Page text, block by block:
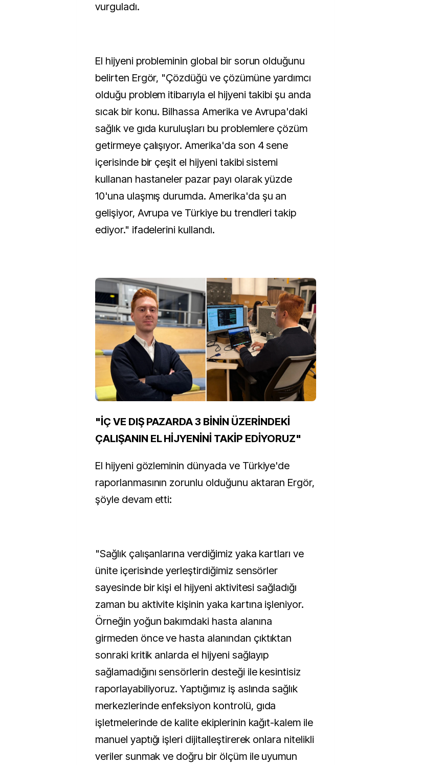
vurguladı.
El hijyeni probleminin global bir sorun olduğunu
belirten Ergör, "Çözdüğü ve çözümüne yardımcı
olduğu problem itibarıyla el hijyeni takibi şu anda
sıcak bir konu. Bilhassa Amerika ve Avrupa'daki
sağlık ve gıda kuruluşları bu problemlere çözüm
getirmeye çalışıyor. Amerika'da son 4 sene
içerisinde bir çeşit el hijyeni takibi sistemi
kullanan hastaneler pazar payı olarak yüzde
10'una ulaşmış durumda. Amerika'da şu an
gelişiyor, Avrupa ve Türkiye bu trendleri takip
ediyor." ifadelerini kullandı.
"İÇ VE DIŞ PAZARDA 3 BİNİN ÜZERİNDEKİ
ÇALIŞANIN EL HİJYENİNİ TAKİP EDİYORUZ"
El hijyeni gözleminin dünyada ve Türkiye'de
raporlanmasının zorunlu olduğunu aktaran Ergör,
şöyle devam etti:
"Sağlık çalışanlarına verdiğimiz yaka kartları ve
ünite içerisinde yerleştirdiğimiz sensörler
sayesinde bir kişi el hijyeni aktivitesi sağladığı
zaman bu aktivite kişinin yaka kartına işleniyor.
Örneğin yoğun bakımdaki hasta alanına
girmeden önce ve hasta alanından çıktıktan
sonraki kritik anlarda el hijyeni sağlayıp
sağlamadığını sensörlerin desteği ile kesintisiz
raporlayabiliyoruz. Yaptığımız iş aslında sağlık
merkezlerinde enfeksiyon kontrolü, gıda
işletmelerinde de kalite ekiplerinin kağıt-kalem ile
manuel yaptığı işleri dijitalleştirerek onlara nitelikli
veriler sunmak ve doğru bir ölçüm ile uyumun